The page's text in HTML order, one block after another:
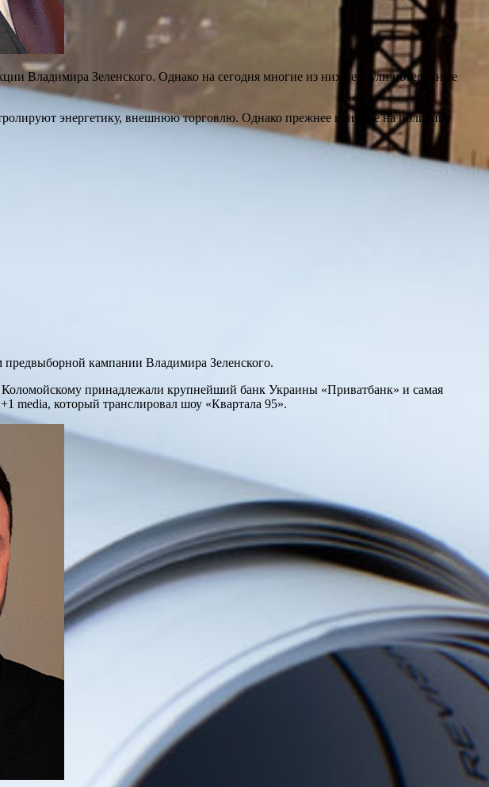
Владимира Зеленского. Однако на сегодня многие из них вернули потерянные
энергетику, внешнюю торговлю. Однако прежнее влияние на политику
предвыборной кампании Владимира Зеленского.
принадлежали крупнейший банк Украины «Приватбанк» и самая
media, который транслировал шоу «Квартала 95».